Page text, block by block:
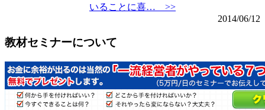
いることに喜… >>
2014/06/12
教材セミナーについて